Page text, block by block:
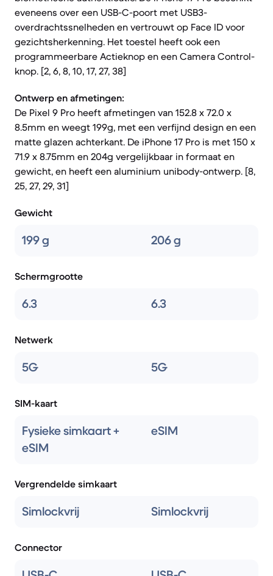
eveneens over een USB-C-poort met USB3-
overdrachtssnelheden en vertrouwt op Face ID voor
gezichtsherkenning. Het toestel heeft ook een
programmeerbare Actieknop en een Camera Control-
knop. [2, 6, 8, 10, 17, 27, 38]
Ontwerp en afmetingen:
De Pixel 9 Pro heeft afmetingen van 152.8 x 72.0 x
8.5mm en weegt 199g, met een verfijnd design en een
matte glazen achterkant. De iPhone 17 Pro is met 150 x
71.9 x 8.75mm en 204g vergelijkbaar in formaat en
gewicht, en heeft een aluminium unibody-ontwerp. [8,
25, 27, 29, 31]
Gewicht
199 g 206 g
Schermgrootte
6.3 6.3
Netwerk
5G 5G
SIM-kaart
Fysieke simkaart +
eSIM
eSIM
Vergrendelde simkaart
Simlockvrij Simlockvrij
Connector